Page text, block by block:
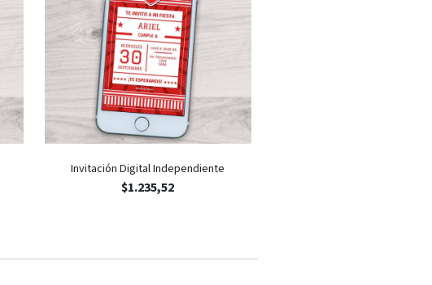
Invitación Digital Independiente
$1.235,52